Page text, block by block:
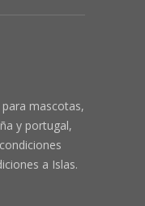
mascotas,
y portugal,
a Islas.